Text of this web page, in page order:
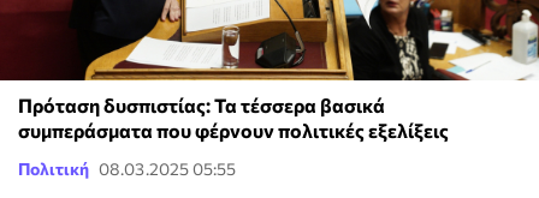
Πρόταση δυσπιστίας: Τα τέσσερα βασικά
συμπεράσματα που φέρνουν πολιτικές εξελίξεις
Πολιτική 08.03.2025 05:55